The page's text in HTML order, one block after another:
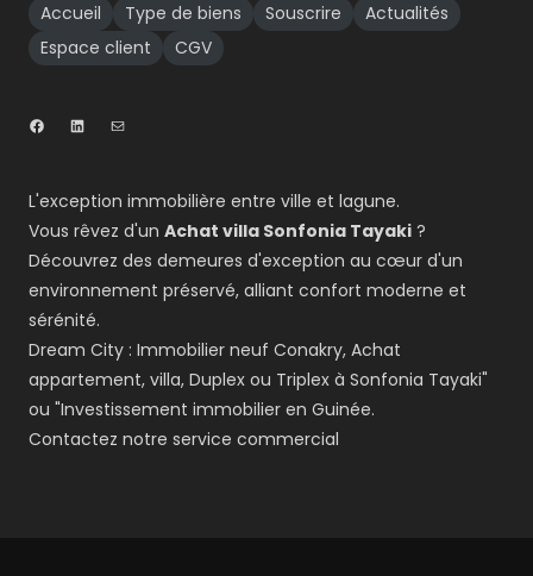
Accueil Type de biens Souscrire
Actualités
Espace client
CGV
L'exception immobilière entre ville et lagune.
Vous rêvez d'un Achat villa Sonfonia Tayaki ?
Découvrez des demeures d'exception au cœur d'un
environnement préservé, alliant confort moderne et
sérénité.
Dream City : Immobilier neuf Conakry, Achat
appartement, villa, Duplex ou Triplex à Sonfonia Tayaki"
ou "Investissement immobilier en Guinée.
Contactez notre service commercial